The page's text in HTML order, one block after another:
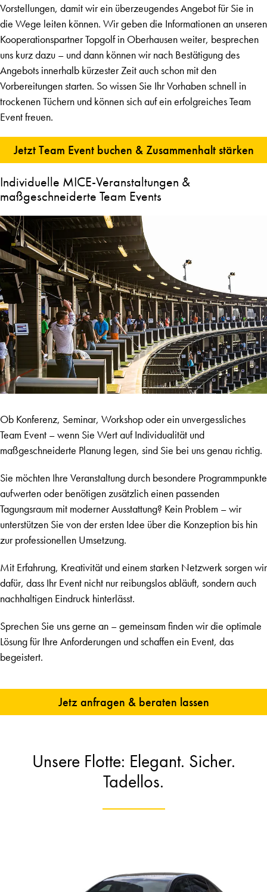
Vorstellungen, damit wir ein überzeugendes Angebot für Sie in
die Wege leiten können. Wir geben die Informationen an unseren
Kooperationspartner Topgolf in Oberhausen weiter, besprechen
uns kurz dazu – und dann können wir nach Bestätigung des
Angebots innerhalb kürzester Zeit auch schon mit den
Vorbereitungen starten. So wissen Sie Ihr Vorhaben schnell in
trockenen Tüchern und können sich auf ein erfolgreiches Team
Event freuen.
Jetzt Team Event buchen & Zusammenhalt stärken
Individuelle MICE-Veranstaltungen &
maßgeschneiderte Team Events
Ob Konferenz, Seminar, Workshop oder ein unvergessliches
Team Event – wenn Sie Wert auf Individualität und
maßgeschneiderte Planung legen, sind Sie bei uns genau richtig.
Sie möchten Ihre Veranstaltung durch besondere Programmpunkte
aufwerten oder benötigen zusätzlich einen passenden
Tagungsraum mit moderner Ausstattung? Kein Problem – wir
unterstützen Sie von der ersten Idee über die Konzeption bis hin
zur professionellen Umsetzung.
Mit Erfahrung, Kreativität und einem starken Netzwerk sorgen wir
dafür, dass Ihr Event nicht nur reibungslos abläuft, sondern auch
nachhaltigen Eindruck hinterlässt.
Sprechen Sie uns gerne an – gemeinsam finden wir die optimale
Lösung für Ihre Anforderungen und schaffen ein Event, das
begeistert.
Jetz anfragen & beraten lassen
Unsere Flotte: Elegant. Sicher.
Tadellos.